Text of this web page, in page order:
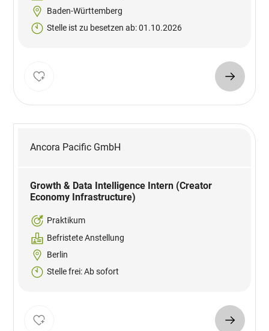
Baden-Württemberg
Stelle ist zu besetzen ab: 01.10.2026
Ancora Pacific GmbH
Growth & Data Intelligence Intern (Creator
Economy Infrastructure)
Praktikum
Befristete Anstellung
Berlin
Stelle frei: Ab sofort